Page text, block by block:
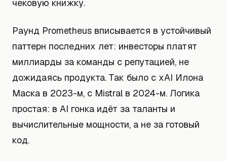
чековую книжку.
Раунд Prometheus вписывается в устойчивый
паттерн последних лет: инвесторы платят
миллиарды за команды с репутацией, не
дожидаясь продукта. Так было с xAI Илона
Маска в 2023-м, с Mistral в 2024-м. Логика
простая: в AI гонка идёт за таланты и
вычислительные мощности, а не за готовый
код.